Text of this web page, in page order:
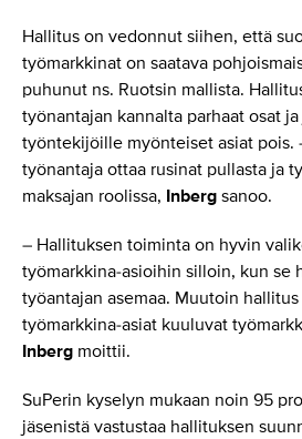
Hallitus on vedonnut siihen, että
työmarkkinat on saatava
puhunut ns. Ruotsin mallista.
työnantajan kannalta parhaat osat
työntekijöille myönteiset asiat pois.
työnantaja ottaa rusinat pullasta ja
maksajan roolissa, Inberg sanoo.
– Hallituksen toiminta on hyvin
työmarkkina-asioihin silloin, kun se
työantajan asemaa. Muutoin
työmarkkina-asiat kuuluvat
Inberg moittii.
SuPerin kyselyn mukaan noin 95
jäsenistä vastustaa hallituksen